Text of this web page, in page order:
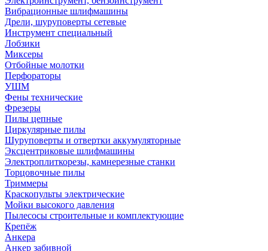
Вибрационные шлифмашины
Дрели, шуруповерты сетевые
Инструмент специальный
Лобзики
Миксеры
Отбойные молотки
Перфораторы
УШМ
Фены технические
Фрезеры
Пилы цепные
Циркулярные пилы
Шуруповерты и отвертки аккумуляторные
Эксцентриковые шлифмашины
Электроплиткорезы, камнерезные станки
Торцовочные пилы
Триммеры
Краскопульты электрические
Мойки высокого давления
Пылесосы строительные и комплектующие
Крепёж
Анкера
Анкер забивной